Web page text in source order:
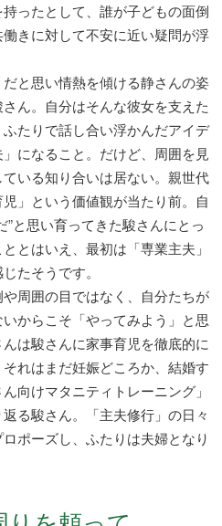
ったとして、誰が子どもの面倒
きに対して不安に近い疑問が浮
と思い情熱を傾ける静さんの姿
ん。自分はそんな彼女を支えた
たりで話し合い浮かんだアイデ
になること。だけど、周囲を見
いる知り合いは居ない。親世代
」という価値観が当たり前。自
”と思い育ってきた駿さんにとっ
とはいえ、最初は「専業主夫」
たそうです。
周囲の目ではなく、自分たちが
からこそ「やってみよう」と思
は駿さんに家事育児を徹底的に
れはまだ妊娠どころか、結婚す
向けマタニティトレーニング」
る駿さん。「主夫修行」の日々
ポーズし、ふたりは夫婦となり